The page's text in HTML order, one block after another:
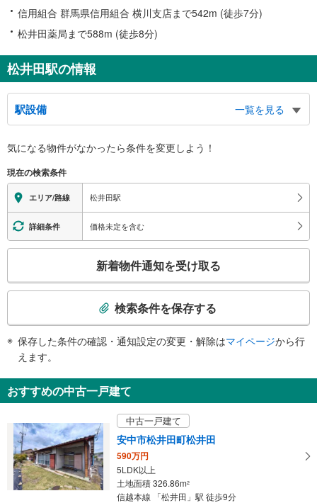
信用組合 群馬県信用組合 横川支店まで542m (徒歩7分)
松井田薬局まで588m (徒歩8分)
松井田駅の情報
駅設備
一覧を見る
※段差なしでの移動経路
地上⇔改札⇔ホーム：×
その他
・点字運賃表
気になる物件がなかったら条件を変更しよう！
現在の検索条件
エリア/路線 松井田駅
詳細条件 価格未定を含む
検
知
を
け
取
る
・
条
新着物件通知を受け取る
検索条件を保存する
保存した条件の確認・通知設定の変更・解除はマイページから行
えます。
おすすめの中古一戸建て
中古一戸建て
安中市松井田町松井田
590万円
5LDK以上
土地面積 326.86m2
信越本線 「松井田」駅 徒歩9分